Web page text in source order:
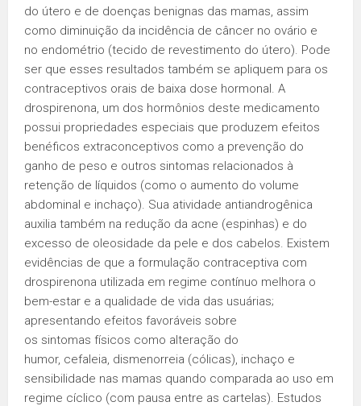
do útero e de doenças benignas das mamas, assim
como diminuição da incidência de câncer no ovário e
no endométrio (tecido de revestimento do útero). Pode
ser que esses resultados também se apliquem para os
contraceptivos orais de baixa dose hormonal. A
drospirenona, um dos hormônios deste medicamento
possui propriedades especiais que produzem efeitos
benéficos extraconceptivos como a prevenção do
ganho de peso e outros sintomas relacionados à
retenção de líquidos (como o aumento do volume
abdominal e inchaço). Sua atividade antiandrogênica
auxilia também na redução da acne (espinhas) e do
excesso de oleosidade da pele e dos cabelos. Existem
evidências de que a formulação contraceptiva com
drospirenona utilizada em regime contínuo melhora o
bem-estar e a qualidade de vida das usuárias;
apresentando efeitos favoráveis sobre
os sintomas físicos como alteração do
humor, cefaleia, dismenorreia (cólicas), inchaço e
sensibilidade nas mamas quando comparada ao uso em
regime cíclico (com pausa entre as cartelas). Estudos